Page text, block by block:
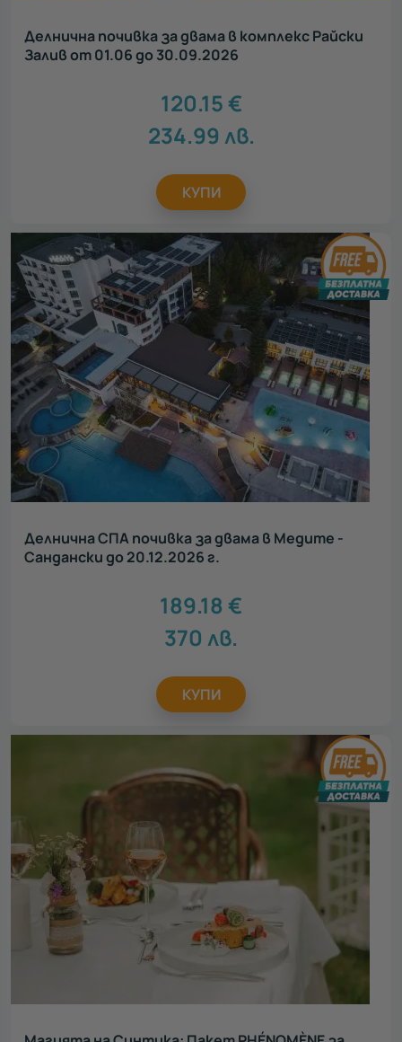
Делнична почивка за двама в комплекс Райски
Залив от 01.06 до 30.09.2026
120.15€
234.99 лв.
КУПИ
Делнична СПА почивка за двама в Медите -
Сандански до 20.12.2026 г.
189.18 €
370 лв.
КУПИ